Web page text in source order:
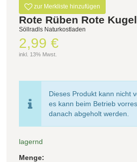
zur Merkliste hinzufügen
Rote Rüben Rote
Söllradls Naturkostladen
2,99 €
inkl. 13% Mwst.
Dieses Produkt kann nicht
es kann beim Betrieb
danach abgeholt werden.
lagernd
Menge: